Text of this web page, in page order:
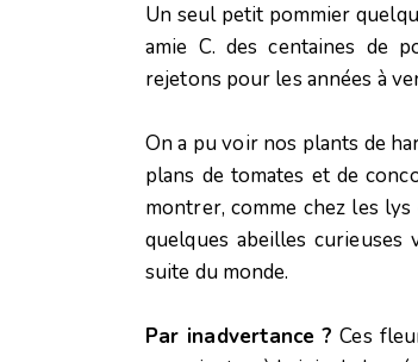
Un seul petit pommier
amie C. des centaines de
rejetons pour les années à
On a pu voir nos plants de
plans de tomates et de
montrer, comme chez les
quelques abeilles curieuses
suite du monde.
Par inadvertance ? Ces